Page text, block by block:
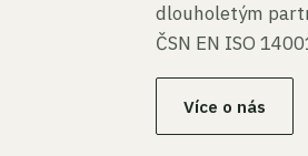
dlouholetým
ČSN EN ISO
Více o nás